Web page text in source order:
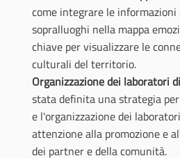
come integrare le
sopralluoghi nella mappa
chiave per visualizzare le
culturali del territorio.
Organizzazione dei laboratori
stata definita una strategia
e l'organizzazione dei
attenzione alla promozione e
dei partner e della comunità.